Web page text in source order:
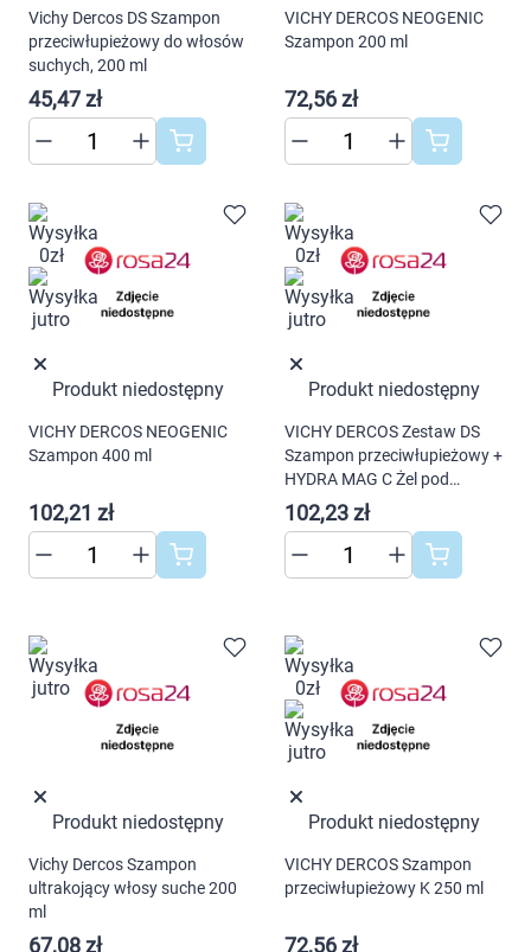
Vichy Dercos DS Szampon
przeciwłupieżowy do włosów
suchych, 200 ml
45,47 zł
VICHY DERCOS NEOGENIC
Szampon 200 ml
72,56 zł
Produkt niedostępny
VICHY DERCOS NEOGENIC
Szampon 400 ml
102,21 zł
Produkt niedostępny
VICHY DERCOS Zestaw DS
Szampon przeciwłupieżowy +
HYDRA MAG C Żel pod
prysznic XMAS 2022
102,23 zł
Produkt niedostępny
Vichy Dercos Szampon
ultrakojący włosy suche 200
ml
67,08 zł
Produkt niedostępny
VICHY DERCOS Szampon
przeciwłupieżowy K 250 ml
72,56 zł